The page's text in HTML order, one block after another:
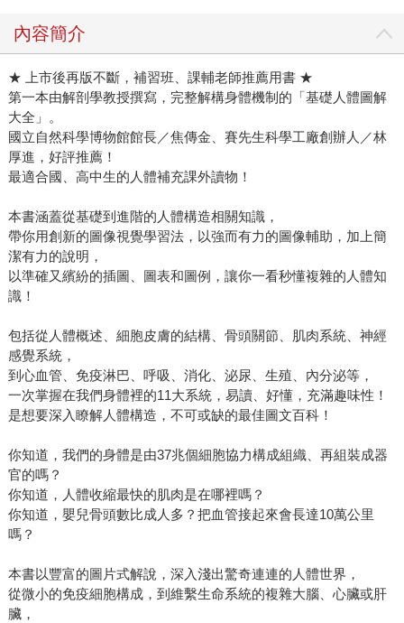
內容簡介
★ 上市後再版不斷，補習班、課輔老師推薦用書 ★
第一本由解剖學教授撰寫，完整解構身體機制的「基礎人體圖解
大全」。
國立自然科學博物館館長／焦傳金、賽先生科學工廠創辦人／林
厚進，好評推薦！
最適合國、高中生的人體補充課外讀物！
本書涵蓋從基礎到進階的人體構造相關知識，
帶你用創新的圖像視覺學習法，以強而有力的圖像輔助，加上簡
潔有力的說明，
以準確又繽紛的插圖、圖表和圖例，讓你一看秒懂複雜的人體知
識！
包括從人體概述、細胞皮膚的結構、骨頭關節、肌肉系統、神經
感覺系統，
到心血管、免疫淋巴、呼吸、消化、泌尿、生殖、內分泌等，
一次掌握在我們身體裡的11大系統，易讀、好懂，充滿趣味性！
是想要深入瞭解人體構造，不可或缺的最佳圖文百科！
你知道，我們的身體是由37兆個細胞協力構成組織、再組裝成器
官的嗎？
你知道，人體收縮最快的肌肉是在哪裡嗎？
你知道，嬰兒骨頭數比成人多？把血管接起來會長達10萬公里
嗎？
本書以豐富的圖片式解說，深入淺出驚奇連連的人體世界，
從微小的免疫細胞構成，到維繫生命系統的複雜大腦、心臟或肝
臟，